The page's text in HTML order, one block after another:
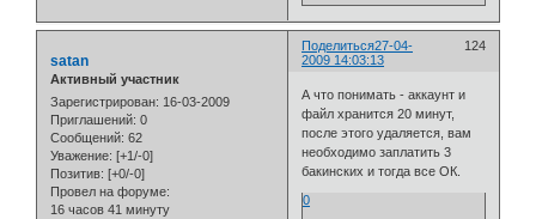
Поделиться 124
27-04-
2009 14:03:13
satan
Активный участник
Зарегистрирован: 16-03-2009
Приглашений: 0
Сообщений: 62
Уважение: [+1/-0]
Позитив: [+0/-0]
Провел на форуме:
16 часов 41 минуту
А что понимать - аккаунт и
файл хранится 20 минут,
после этого удаляется, вам
необходимо заплатить 3
бакинских и тогда все ОК.
0